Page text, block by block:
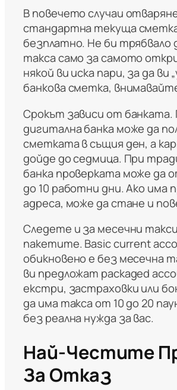
В повечето случаи
стандартна текуща
безплатно. Не би трябвало
такса само за самото
някой ви иска пари, за да ви
банкова сметка,
Срокът зависи от банката.
дигитална банка може да
сметката в същия ден, а
дойде до седмица. При
банка проверката може да
до 10 работни дни. Ако има
адреса, може да стане и
Следете и за месечни
пакетите. Basic current
обикновено е без месечна
ви предложат packaged
екстри, застраховки или
да има такса от 10 до 20
без реална нужда за вас.
Най-Честите
За Отказ